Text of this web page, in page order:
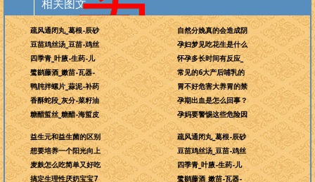
为
天
地
而
科
学，
相关图文
疏风通闭丸_葛根-辰砂
豆苗鸡丝汤_豆苗-鸡丝
四季青_叶腋-生药-儿
鹭鹚藤酒_嫩苗-瓦器-
鸭肫拌螺片_蒜泥-补药
香酥蛇段_灰分-菜籽油
糖醋蜇丝_糖醋-海蜇皮
自然分娩真的会造成阴
孕妇梦见吃花生是什么
怀孕多长时间有反应_
常见的6大产后哺乳的
胃不好危害大养胃的禁
孕期出血是怎么回事？
孕妈要警惕这些危险因
益生元和益生菌的区别
想要培养一个阳光向上
麦麸怎么吃简单又好吃
搞定生理性厌奶宝宝7
疏风通闭丸_葛根-辰砂
豆苗鸡丝汤_豆苗-鸡丝
四季青_叶腋-生药-儿
鹭鹚藤酒_嫩苗-瓦器-